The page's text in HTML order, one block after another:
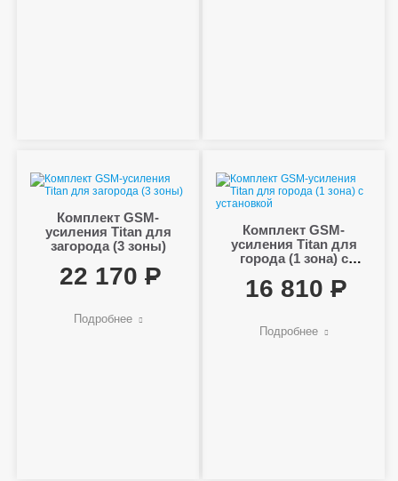
Комплект GSM-
усиления Titan для
загорода (3 зоны)
22 170
Подробнее
Комплект GSM-
усиления Titan для
города (1 зона) с
16 810
Подробнее